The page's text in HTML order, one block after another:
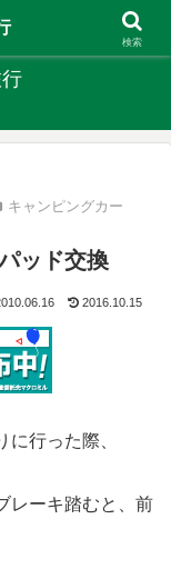
んでます
キャンピングカー
ッド交換
2016.10.15
行った際、
レーキ踏むと、前
検索